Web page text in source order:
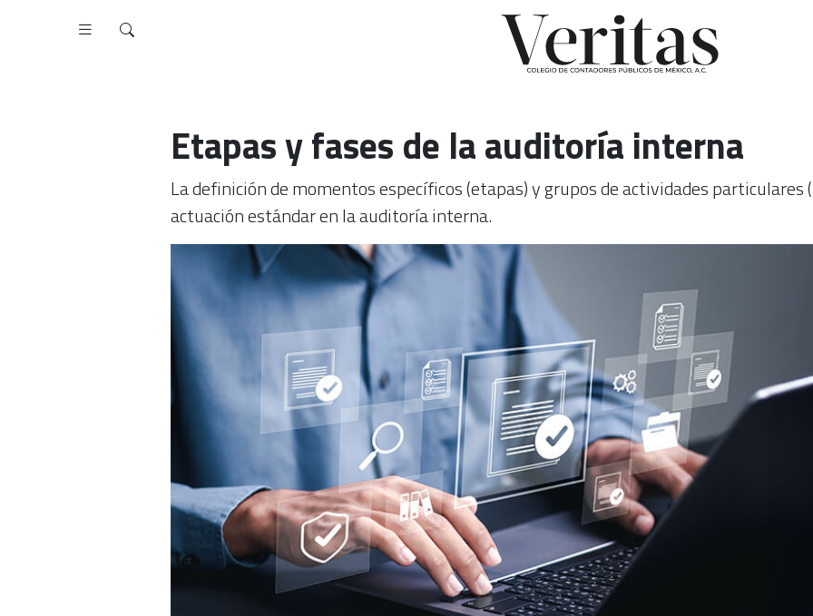
Etapas y fases de la auditoría interna
La definición de momentos específicos (etapas) y grupos de actividades particulares
actuación estándar en la auditoría interna.